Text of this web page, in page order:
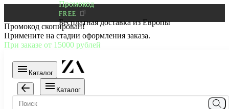
Промокод
FREE
Бесплатная доставка из Европы
Промокод скопирован!
Примените на стадии оформления заказа.
При заказе от 15000 рублей
Каталог
Каталог